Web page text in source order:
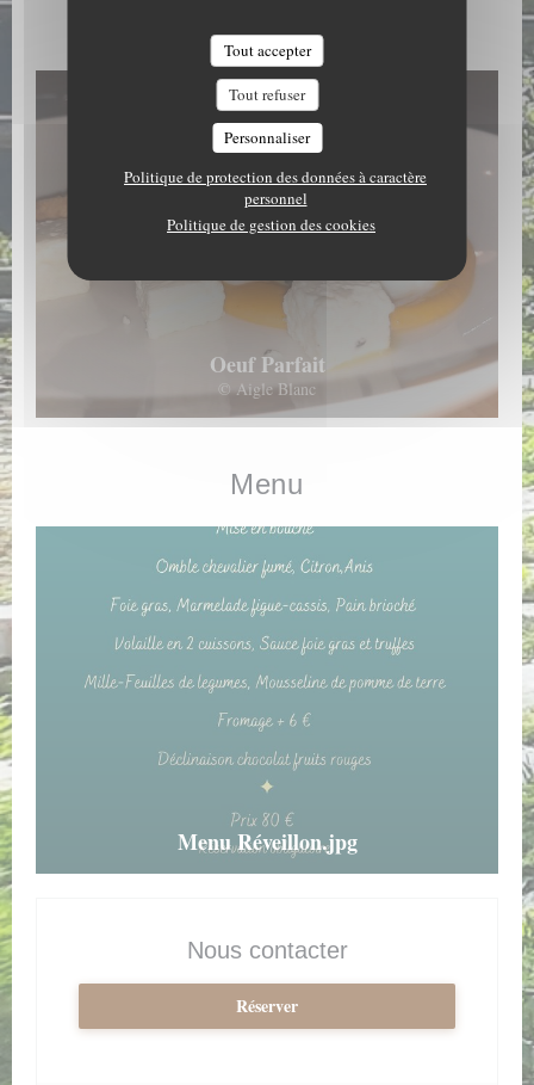
Tout accepter
Tout refuser
Personnaliser
Politique de protection des données à caractère
personnel
Politique de gestion des cookies
Les Plats
Oeuf Parfait
© Aigle Blanc
Menu
Menu Réveillon.jpg
Nous contacter
Réserver